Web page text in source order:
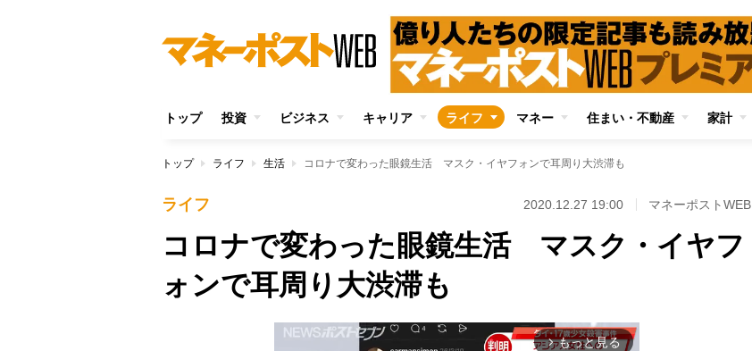
トップ 投資 ビジネス キャリア ライフ マネー 住まい・不動産 家計
トップ ライフ 生活 コロナで変わった眼鏡生活 マスク・イヤフォンで耳周り大渋滞も
ライフ 2020.12.27 19:00 マネーポストWEB
コロナで変わった眼鏡生活 マスク・イヤフ
ォンで耳周り大渋滞も
arrow_forward_ios もっと見る